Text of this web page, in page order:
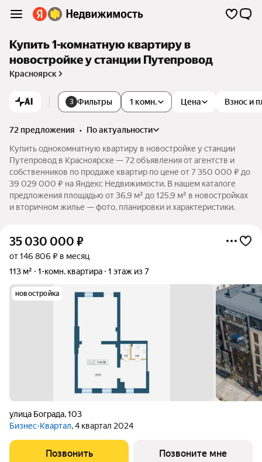
Купить 1-комнатную квартиру в
новостройке у станции Путепровод
Красноярск
AI 3 Фильтры Цена Взнос и
1 комн.
72 предложения •
по актуальности
Купить однокомнатную квартиру в новостройке у станции
Путепровод в Красноярске — 72 объявления от агентств и
собственников по продаже квартир по цене от 7 350 000 ₽ до
39 029 000 ₽ на Яндекс Недвижимости. В нашем каталоге
предложения площадью от 36,9 м² до 125,9 м² в новостройках
и вторичном жилье — фото, планировки и характеристики.
35 030 000 ₽
от 146 806 ₽ в месяц
113 м²
1-комн. квартира 1 этаж из 7
новостройка
улица Бограда,103
Бизнес-Квартал, 4 квартал 2024
Позвонить Позвоните мне